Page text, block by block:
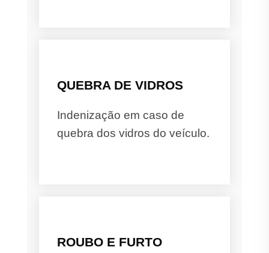
QUEBRA DE VIDROS
Indenização em caso de
quebra dos vidros do veículo.
ROUBO E FURTO